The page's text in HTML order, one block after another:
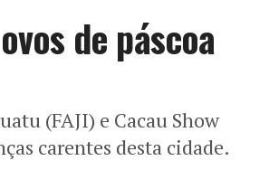
de páscoa
(FAJI) e Cacau Show
carentes desta cidade.